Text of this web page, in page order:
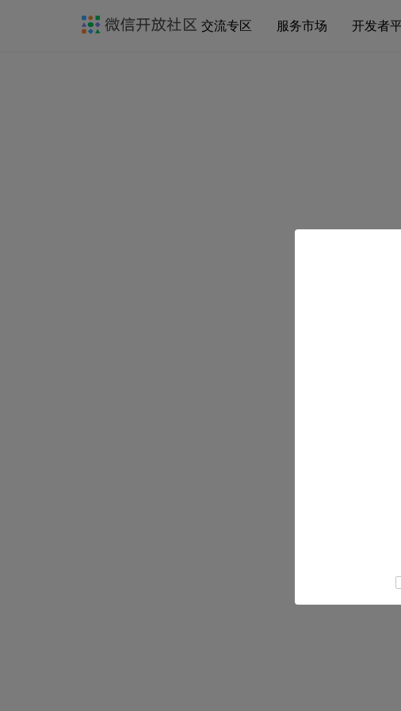
交流专区 服务市场 开发者